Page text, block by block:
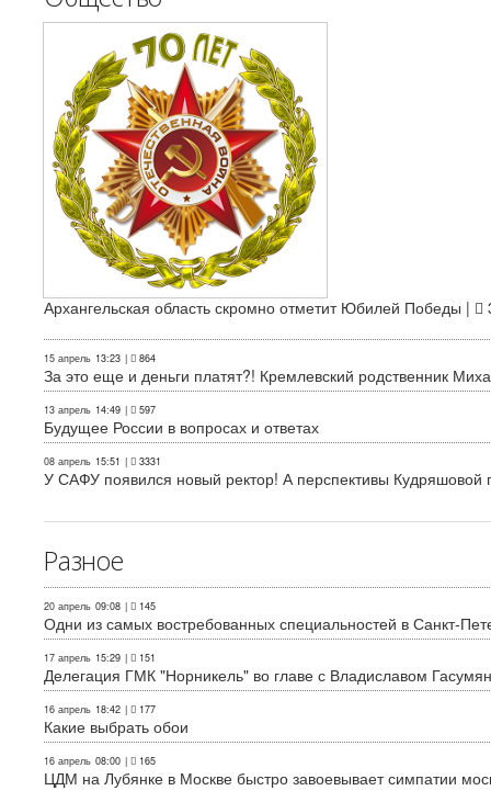
Архангельская область скромно отметит Юбилей Победы |
15 апрель 13:23 | 864
За это еще и деньги платят?! Кремлевский родственник
13 апрель 14:49 | 597
Будущее России в вопросах и ответах
08 апрель 15:51 | 3331
У САФУ появился новый ректор! А перспективы Кудряшовой
Разное
20 апрель 09:08 | 145
Одни из самых востребованных специальностей в Санкт-
17 апрель 15:29 | 151
Делегация ГМК "Норникель" во главе с Владиславом
16 апрель 18:42 | 177
Какие выбрать обои
16 апрель 08:00 | 165
ЦДМ на Лубянке в Москве быстро завоевывает симпатии